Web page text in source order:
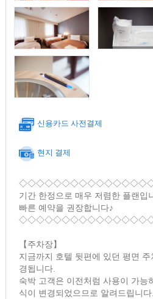
신용카드 사전결제
현지 결제
기간 한정으로 매우 저렴한 플랜입
빠른 예약을 권장합니다♪
【주차장】
지금까지 호텔 뒷편에 있던 평면
경됩니다.
숙박 고객은 이전처럼 사용이 가능
식이 변경되었으므로 알려드립니다.